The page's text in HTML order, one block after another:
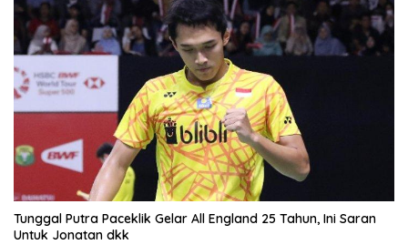
Tunggal Putra Paceklik Gelar All England 25 Tahun, Ini Saran
Untuk Jonatan dkk